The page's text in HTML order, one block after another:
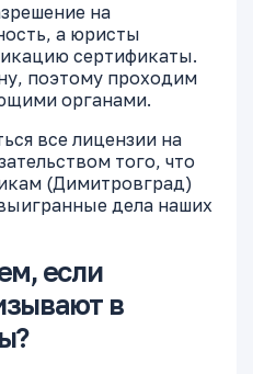
на
а юристы
сертификаты.
поэтому проходим
органами.
все лицензии на
того, что
(Димитровград)
дела наших
если
в